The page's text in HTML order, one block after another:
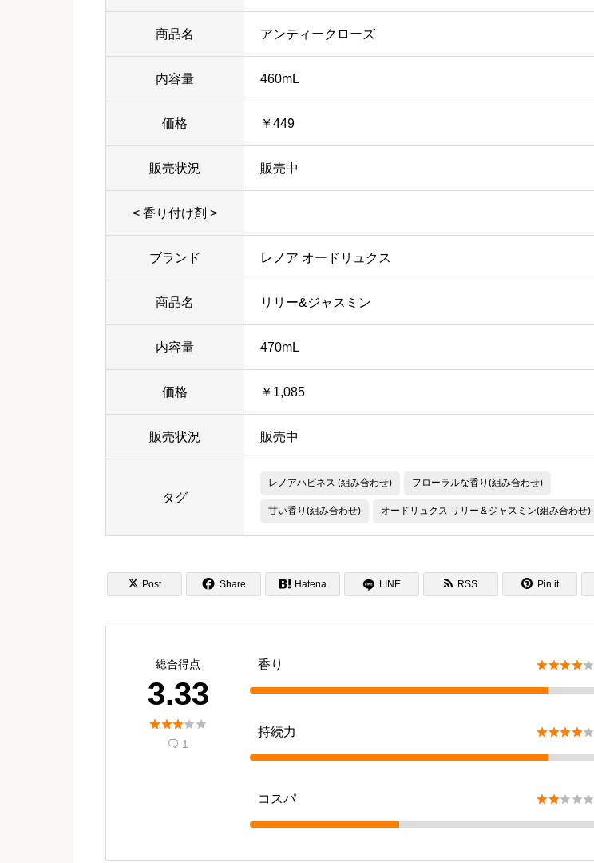
商品名 アンティークローズ
内容量 460mL
価格 ￥449
販売状況 販売中
< 香り付け剤 >
ブランド レノア オードリュクス
商品名 リリー&ジャスミン
内容量 470mL
価格 ￥1,085
販売状況 販売中
タグ
レノアハピネス (組み合わせ) フローラルな香り(組み合わせ)
甘い香り(組み合わせ) オードリュクス リリー＆ジャスミン(組み合わせ)
 Post  Share  Hatena LINE  RSS  Pin it
総合得点
3.33

 1
香り 
持続力 
コスパ 